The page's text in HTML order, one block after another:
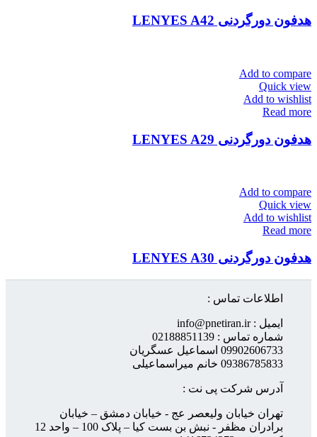
هدفون دورگردنی LENYES A42
Add to compare
Quick view
Add to wishlist
Read more
هدفون دورگردنی LENYES A29
Add to compare
Quick view
Add to wishlist
Read more
هدفون دورگردنی LENYES A30
اطلاعات تماس :
ایمیل : info@pnetiran.ir
شماره تماس : 02188851139
09902606733 اسماعیل عسگریان
09386785833 خانم میراسماعیلی
آدرس شرکت پی نت :
تهران خیابان ولیعصر عج - خیابان دمشق – خیابان
برادران مظفر - نبش بن بست کیا – پلاک 100 – واحد 12